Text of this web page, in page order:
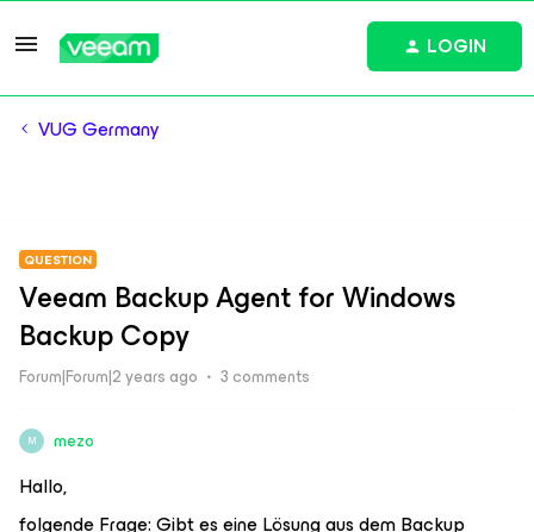
LOGIN
VUG Germany
QUESTION
Veeam Backup Agent for Windows
Backup Copy
Forum|Forum|2 years ago 3 comments
M mezo
Hallo,
folgende Frage: Gibt es eine Lösung aus dem Backup